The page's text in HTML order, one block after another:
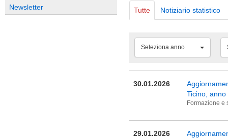
Newsletter
Tutte Notiziario statistico
Seleziona anno
30.01.2026
Ticino,
Formazione e
29.01.2026